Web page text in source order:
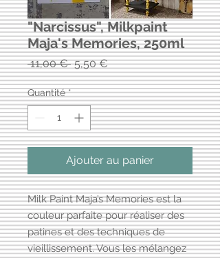
"Narcissus", Milkpaint
Maja's Memories, 250ml
11,00 € Prix
original
5,50 €Prix
promotionnel
Quantité *
Ajouter au panier
Milk Paint Maja’s Memories est la
couleur parfaite pour réaliser des
patines et des techniques de
vieillissement. Vous les mélangez